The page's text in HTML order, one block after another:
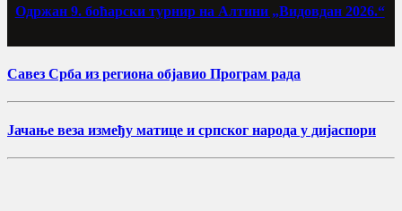
Одржан 9. боћарски турнир на Алтини „Видовдан 2026.“
Савез Срба из региона објавио Програм рада
Јачање веза између матице и српског народа у дијаспори